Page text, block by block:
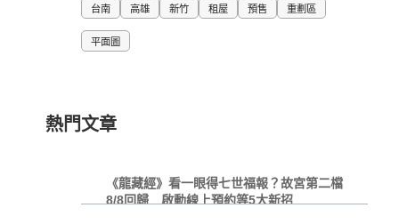
台南 高雄 新竹 租屋 預售 重劃區
平面圖
熱門文章
《龍藏經》看一眼得七世福報？故宮第二檔
8/8回歸 啟動線上預約等5大新招